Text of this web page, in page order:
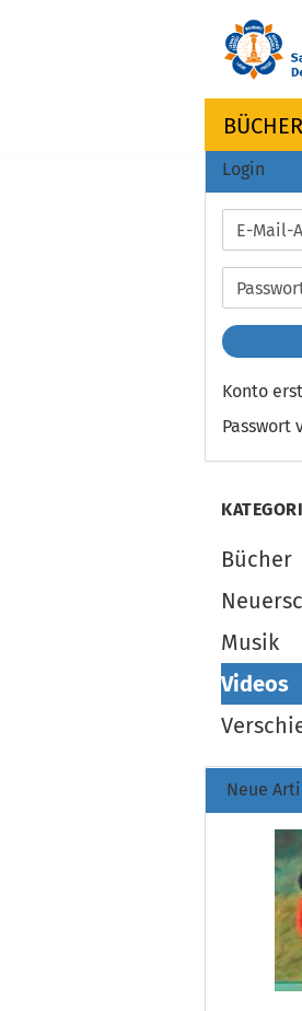
BÜCHER
Login
E-
Mail-
Adresse
Konto
Passwort
Bücher
Musik
Videos
Neue